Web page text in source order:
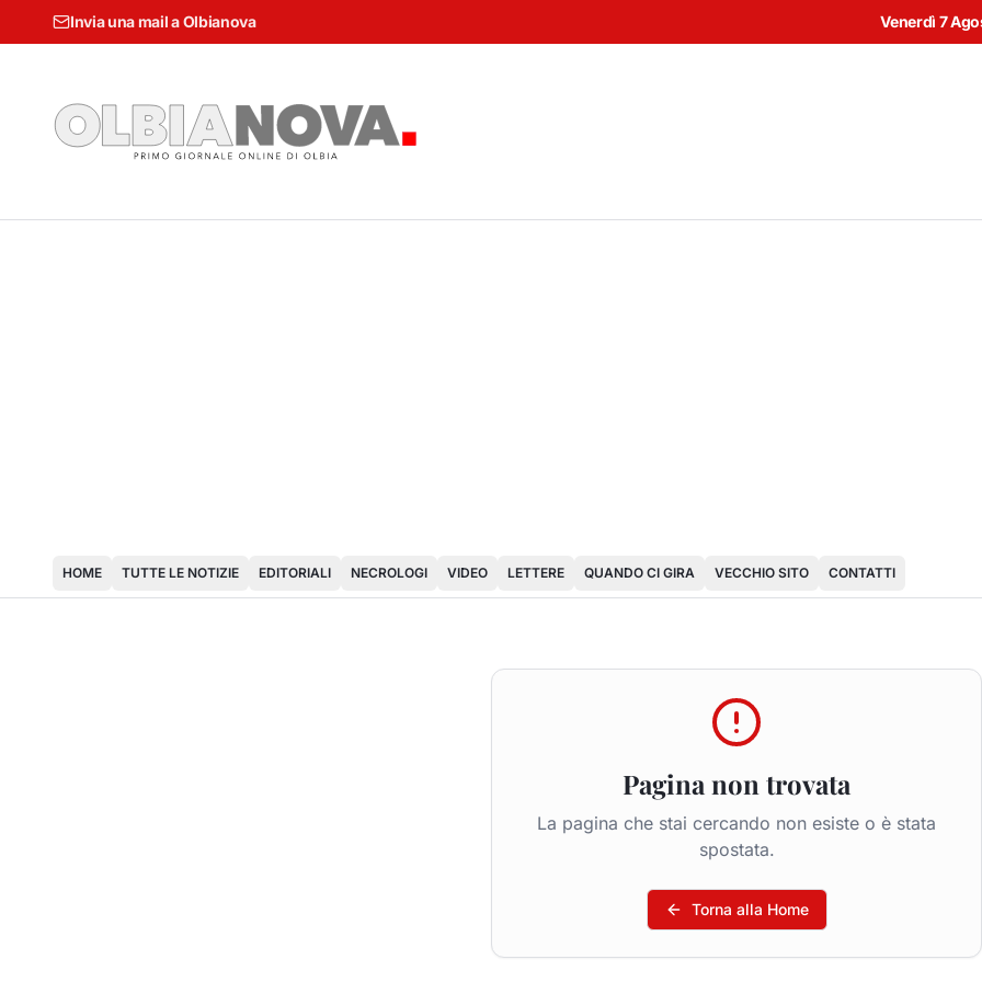
Invia una mail a Olbianova Venerdì 7
HOME TUTTE LE NOTIZIE EDITORIALI NECROLOGI VIDEO LETTERE QUANDO CI GIRA VECCHIO SITO CONTATTI
Pagina non trovata
La pagina che stai cercando non esiste o è stata
spostata.
Torna alla Home